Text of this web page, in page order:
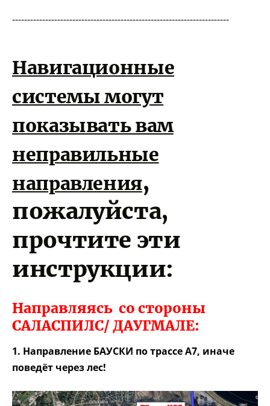
------------------------------------------------------------------------
Навигационные
системы могут
показывать вам
неправильные
направления,
пожалуйста,
прочтите эти
инструкции:
Направляясь со стороны
САЛАСПИЛС/ ДАУГМАЛЕ:
1. Направление БАУСКИ по трассе А7, иначе
поведёт через лес!